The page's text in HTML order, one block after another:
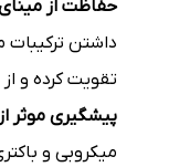
حفاظت از
داشتن ترکیبات
تقویت کرده و
پیشگیری موثر
میکروبی و